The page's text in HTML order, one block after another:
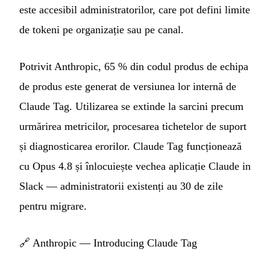
este accesibil administratorilor, care pot defini limite
de tokeni pe organizație sau pe canal.
Potrivit Anthropic, 65 % din codul produs de echipa
de produs este generat de versiunea lor internă de
Claude Tag. Utilizarea se extinde la sarcini precum
urmărirea metricilor, procesarea tichetelor de suport
și diagnosticarea erorilor. Claude Tag funcționează
cu Opus 4.8 și înlocuiește vechea aplicație Claude in
Slack — administratorii existenți au 30 de zile
pentru migrare.
🔗 Anthropic — Introducing Claude Tag